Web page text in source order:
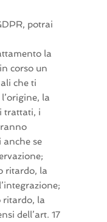
potrai
la
corso un
che ti
la
trattati, i
se
ritardo, la
ritardo, la
dell’art. 17